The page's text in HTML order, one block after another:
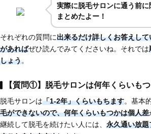
実際に脱毛サロンに通う前
まとめたよー！
それぞれの質問に出来るだけ詳しくお答えして
があればぜひ読んでみてくださいね。それでは
しょう。
【質問①】脱毛サロンは何年くらいもつ
脱毛サロンは「1-2年」くらいもちます。基本
毛ができないので、何年くらいもつかは個人差
継続して脱毛を続けたい人には、 永久通い放